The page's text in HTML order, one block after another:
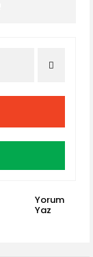
Yorum
Yaz